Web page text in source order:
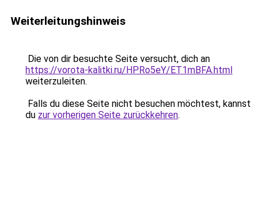
Weiterleitungshinweis
Die von dir besuchte Seite versucht, dich an
https://vorota-kalitki.ru/HPRo5eY/ET1mBFA.html
weiterzuleiten.
Falls du diese Seite nicht besuchen möchtest, kannst
du zur vorherigen Seite zurückkehren.